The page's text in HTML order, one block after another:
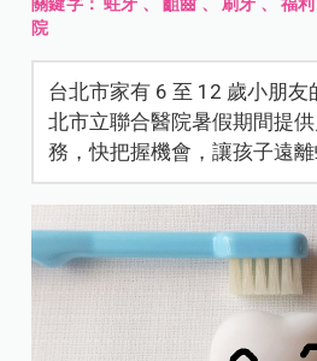
院
台北市家有 6 至 12 歲小朋友
北市立聯合醫院暑假期間提
務，快把握機會，讓孩子遠離